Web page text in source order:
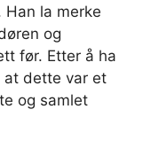
la merke
og
før. Etter å ha
dette var et
og samlet